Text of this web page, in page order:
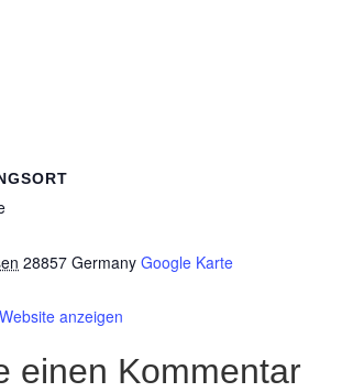
28857 Germany Google Karte
anzeigen
einen Kommentar